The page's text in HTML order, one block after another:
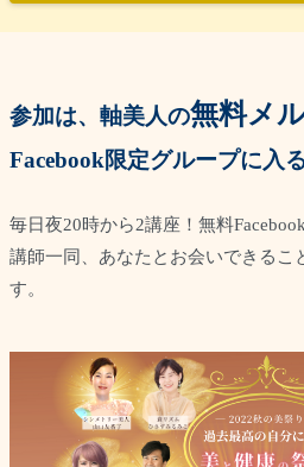
参加は、軸美人の無料メ
Facebook限定グループに入
毎日夜20時から2講座！無料
講師一同、あなたとお会いできるこ
す。